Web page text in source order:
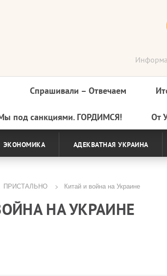
Спрашивали – Отвечаем
под санкциями. ГОРДИМСЯ! От
ЭКОНОМИКА АДЕКВАТНАЯ УКРАИНА
ПРИСТАЛЬНО Китай и война на Украине
НА УКРАИНЕ